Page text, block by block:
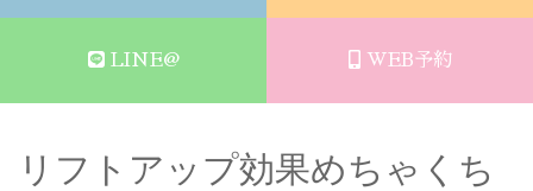
LINE@ WEB予約
リフトアップ効果めちゃくち